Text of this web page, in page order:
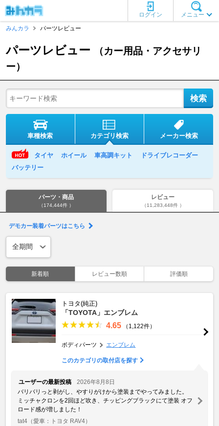
メニュー
ログイン
みんカラ
パーツレビュー
パーツレビュー
（カー用品・アクセサリ
ー）
車種検索 カテゴリ検索 メーカー検索
タイヤ ホイール 車高調キット
ドライブレコーダー
バッテリー
パーツ・商品
（174,444件 ）
レビュー
（11,283,448件 ）
デモカー装着パーツはこちら
新着順 レビュー数順 評価順
トヨタ(純正)
「TOYOTA」エンブレム
4.65 （1,122件）
ボディパーツ エンブレム
このカテゴリの取付店を探す
ユーザーの最新投稿
2026年8月8日
バリバリっと剥がし、やすりがけから塗装までやってみました。
ミッチャクロンを2回ほど吹き、チッピングブラックにて塗装 オフ
ロード感が増しました！
tat4 （愛車：トヨタ RAV4）